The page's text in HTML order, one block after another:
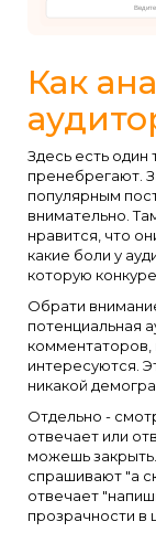
Как
Здесь есть
пренебрегают.
популярным
внимательно.
нравится, что
какие боли у
которую
Обрати
потенциальная
комментаторов,
интересуются.
никакой
Отдельно -
отвечает или
можешь
спрашивают "а
отвечает
прозрачности в